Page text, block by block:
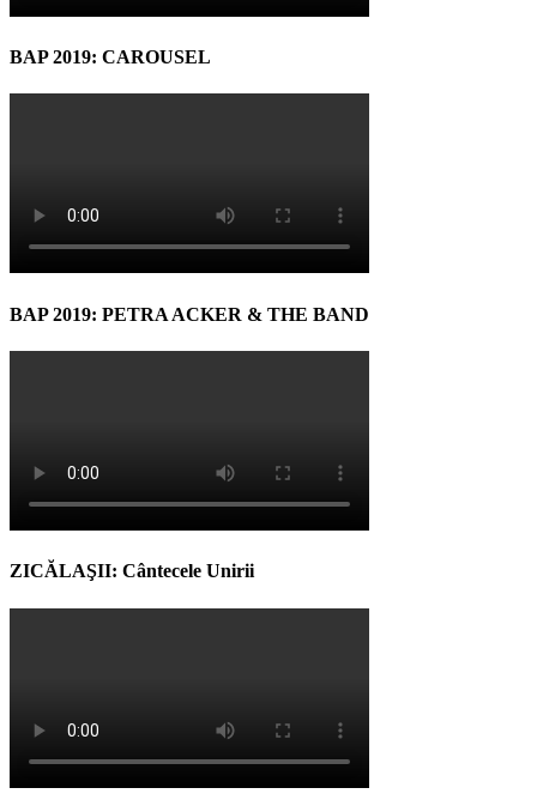
BAP 2019: CAROUSEL
BAP 2019: PETRA ACKER & THE BAND
ZICĂLAŞII: Cântecele Unirii